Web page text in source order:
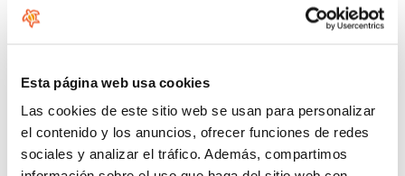
Esta página web usa cookies
Las cookies de este sitio web se usan para personalizar
el contenido y los anuncios, ofrecer funciones de redes
sociales y analizar el tráfico. Además, compartimos